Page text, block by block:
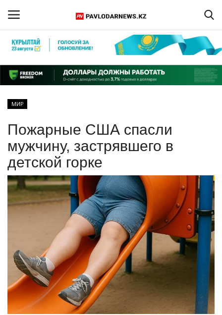
Регистрация
Главная
ПАВЛОДАРСКАЯ ОБЛАСТЬ
КАЗАХСТАН
МИР
Чек-лист
РАЗВЛЕЧЕНИЯ
МИР
Пожарные США спасли
мужчину, застрявшего в
детской горке